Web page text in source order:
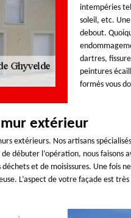
intempéries
soleil, etc.
debout.
dartres,
peintures
formés vous
extérieur
extérieurs. Nos artisans
débuter l’opération, nous faisons
et de moisissures. Une fois
L’aspect de votre façade est